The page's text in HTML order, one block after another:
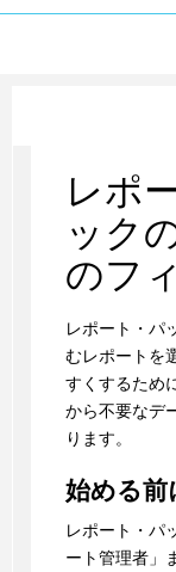
レポ
ック
のフ
レポート・パ
むレポートを
すくするため
から不要なデ
ります。
始める前
レポート・パ
ート管理者」